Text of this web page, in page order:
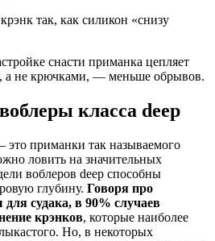
так, как силикон «снизу
снасти приманка цепляет
а не крючками, — меньше обрывов.
класса deep
это приманки так называемого
ловить на значительных
воблеров deep способны
глубину. Говоря про
судака, в 90% случаев
крэнков, которые наиболее
Но, в некоторых